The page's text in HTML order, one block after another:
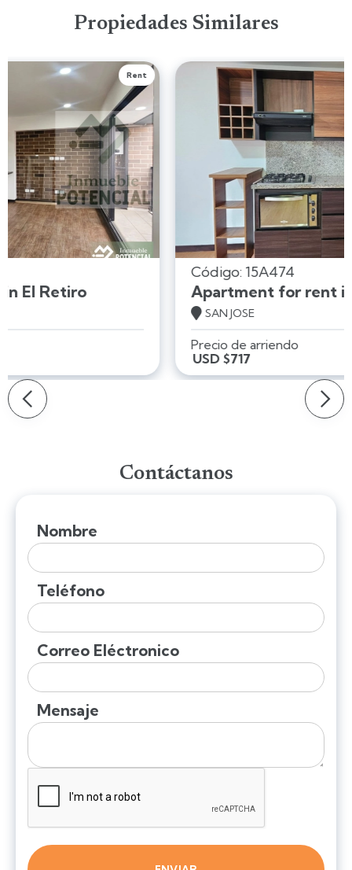
Propiedades Similares
Rent
Apartment for rent in El Retiro
Slide 2 of 3.
Slide 2 of 3.
Contáctanos
Nombre
Teléfono
Correo Eléctronico
Mensaje